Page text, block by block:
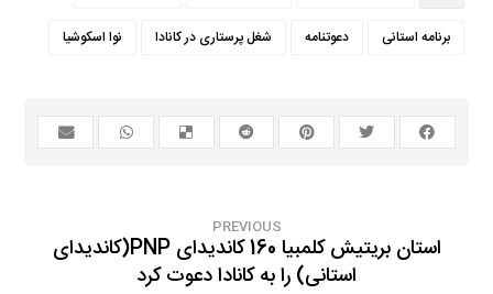
برنامه استانی دعوتنامه شغل پرستاری در کانادا نوا اسکوشیا
PREVIOUS
استان بریتیش کلمبیا 160 کاندیدای PNP(کاندیدای
استانی) را به کانادا دعوت کرد